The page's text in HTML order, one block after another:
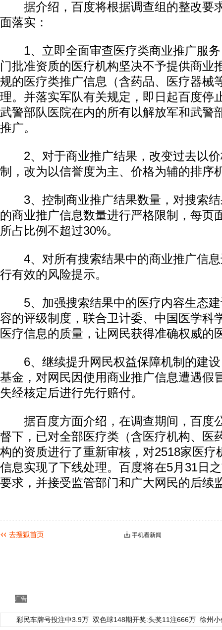
据介绍，百度将根据调查组的整改要
面落实：
1、立即全面审查医疗类商业推广服务
门批准资质的医疗机构坚决不予提供商业
规的医疗类推广信息（含药品、医疗器械
理。并落实军队有关规定，即日起百度停
武警部队医院在内的所有以解放军和武警
推广。
2、对于商业推广结果，改变过去以价
制，改为以信誉度为主、价格为辅的排序
3、控制商业推广结果数量，对搜索结
的商业推广信息数量进行严格限制，每页
所占比例不超过30%。
4、对所有搜索结果中的商业推广信息
行有效的风险提示。
5、加强搜索结果中的医疗内容生态建
容的评级制度，联合卫计委、中国医学科
医疗信息的质量，让网民获得准确权威的
6、继续提升网民权益保障机制的建设
基金，对网民因使用商业推广信息遭遇假
失经核定后进行先行赔付。
据百度方面介绍，在调查期间，百度
督下，已对全部医疗类（含医疗机构、医
构的资质进行了重新审核，对2518家医疗
信息实现了下线处理。百度将在5月31日
要求，并接受监管部门和广大网民的后续
手机看新闻
广告
彩民车牌号投注中3.9万 双色球148期开奖:头奖11注666万 徐州